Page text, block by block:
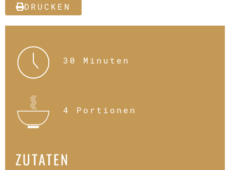
DRUCKEN
30 Minuten
4 Portionen
ZUTATEN